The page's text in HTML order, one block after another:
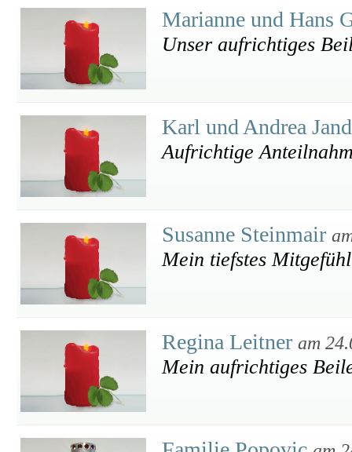
Marianne und Hans
Unser aufrichtiges
Karl und Andrea
Aufrichtige
Susanne Steinmair
Mein tiefstes
Regina Leitner am
Mein aufrichtiges